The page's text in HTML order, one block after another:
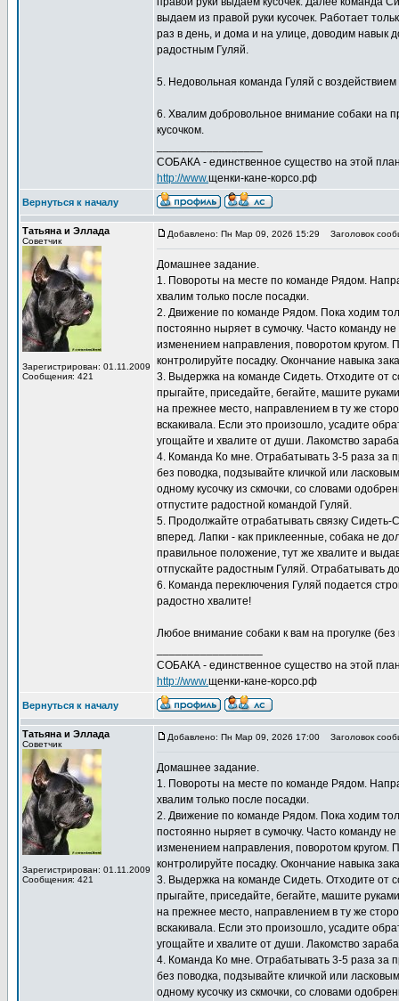
выдаем из правой руки кусочек. Работает
раз в день, и дома и на улице, доводим навык
радостным Гуляй.
5. Недовольная команда Гуляй с воздействием
6. Хвалим добровольное внимание собаки на
кусочком.
СОБАКА - единственное существо на этой
http://www.щенки-кане-корсо.рф
Вернуться к началу
Татьяна и Эллада
Советчик
Зарегистрирован: 01.11.2009
Сообщения: 421
Добавлено: Пн Мар 09, 2026 15:29 Заголовок
Домашнее задание.
1. Повороты на месте по команде Рядом.
хвалим только после посадки.
2. Движение по команде Рядом. Пока ходим
постоянно ныряет в сумочку. Часто команду
изменением направления, поворотом кругом.
контролируйте посадку. Окончание навыка
3. Выдержка на команде Сидеть. Отходите от
прыгайте, приседайте, бегайте, машите
на прежнее место, направлением в ту же
вскакивала. Если это произошло, усадите
угощайте и хвалите от души. Лакомство
4. Команда Ко мне. Отрабатывать 3-5 раза за
без поводка, подзывайте кличкой или
одному кусочку из скмочки, со словами
отпустите радостной командой Гуляй.
5. Продолжайте отрабатывать связку Сидеть-
вперед. Лапки - как приклеенные, собака не
правильное положение, тут же хвалите и
отпускайте радостным Гуляй. Отрабатывать
6. Команда переключения Гуляй подается
радостно хвалите!
Любое внимание собаки к вам на прогулке
СОБАКА - единственное существо на этой
http://www.щенки-кане-корсо.рф
Вернуться к началу
Татьяна и Эллада
Советчик
Зарегистрирован: 01.11.2009
Сообщения: 421
Добавлено: Пн Мар 09, 2026 17:00 Заголовок
Домашнее задание.
1. Повороты на месте по команде Рядом.
хвалим только после посадки.
2. Движение по команде Рядом. Пока ходим
постоянно ныряет в сумочку. Часто команду
изменением направления, поворотом кругом.
контролируйте посадку. Окончание навыка
3. Выдержка на команде Сидеть. Отходите от
прыгайте, приседайте, бегайте, машите
на прежнее место, направлением в ту же
вскакивала. Если это произошло, усадите
угощайте и хвалите от души. Лакомство
4. Команда Ко мне. Отрабатывать 3-5 раза за
без поводка, подзывайте кличкой или
одному кусочку из скмочки, со словами